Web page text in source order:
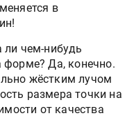
в
ли чем-нибудь
форме? Да, конечно.
жёстким лучом
размера точки на
от качества